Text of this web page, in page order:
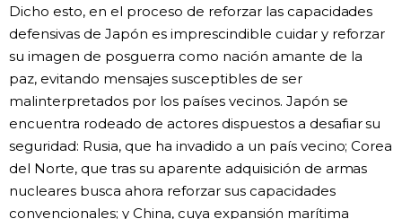
Dicho esto, en el proceso de reforzar las capacidades
defensivas de Japón es imprescindible cuidar y reforzar
su imagen de posguerra como nación amante de la
paz, evitando mensajes susceptibles de ser
malinterpretados por los países vecinos. Japón se
encuentra rodeado de actores dispuestos a desafiar su
seguridad: Rusia, que ha invadido a un país vecino; Corea
del Norte, que tras su aparente adquisición de armas
nucleares busca ahora reforzar sus capacidades
convencionales; y China, cuya expansión marítima